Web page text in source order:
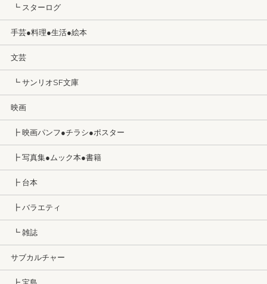
┗ スターログ
手芸●料理●生活●絵本
文芸
┗ サンリオSF文庫
映画
┣ 映画パンフ●チラシ●ポスター
┣ 写真集●ムック本●書籍
┣ 台本
┣ バラエティ
┗ 雑誌
サブカルチャー